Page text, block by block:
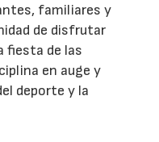
familiares y
de disfrutar
fiesta de las
en auge y
deporte y la